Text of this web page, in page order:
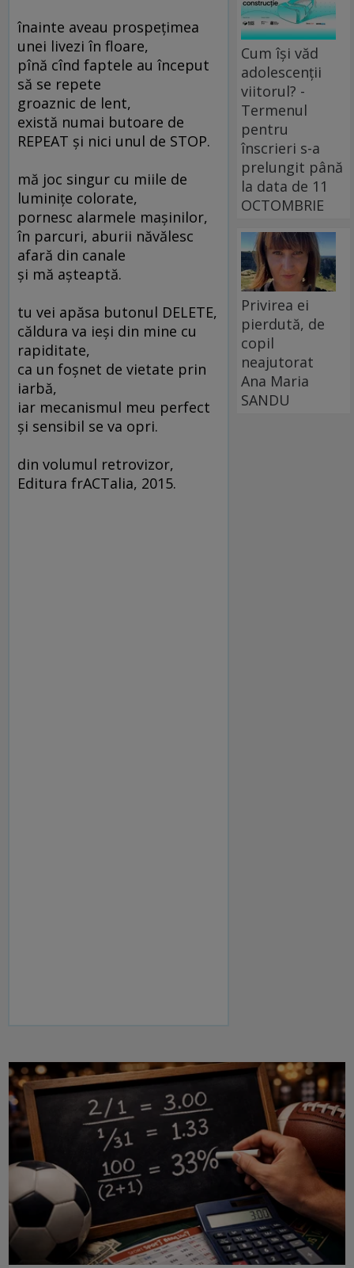
înainte aveau prospeţimea
unei livezi în floare,
pînă cînd faptele au început
să se repete
groaznic de lent,
există numai butoare de
REPEAT şi nici unul de STOP.
mă joc singur cu miile de
luminiţe colorate,
pornesc alarmele maşinilor,
în parcuri, aburii năvălesc
afară din canale
şi mă aşteaptă.
tu vei apăsa butonul DELETE,
căldura va ieşi din mine cu
rapiditate,
ca un foşnet de vietate prin
iarbă,
iar mecanismul meu perfect
şi sensibil se va opri.
din volumul retrovizor,
Editura frACTalia, 2015.
Cum își văd
adolescenții
viitorul? -
Termenul
pentru
înscrieri s-a
prelungit până
la data de 11
OCTOMBRIE
Privirea ei
pierdută, de
copil
neajutorat
Ana Maria
SANDU